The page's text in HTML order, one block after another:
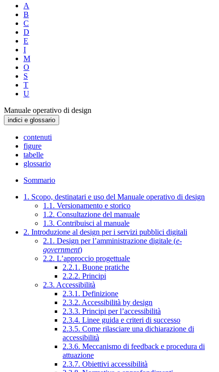
A
B
C
D
E
I
M
O
S
T
U
Manuale operativo di design
indici e glossario
contenuti
figure
tabelle
glossario
Sommario
1. Scopo, destinatari e uso del Manuale operativo di design
1.1. Versionamento e storico
1.2. Consultazione del manuale
1.3. Contribuisci al manuale
2. Introduzione al design per i servizi pubblici digitali
2.1. Design per l’amministrazione digitale (e-
government)
2.2. L’approccio progettuale
2.2.1. Buone pratiche
2.2.2. Principi
2.3. Accessibilità
2.3.1. Definizione
2.3.2. Accessibilità by design
2.3.3. Principi per l’accessibilità
2.3.4. Linee guida e criteri di successo
2.3.5. Come rilasciare una dichiarazione di
accessibilità
2.3.6. Meccanismo di feedback e procedura di
attuazione
2.3.7. Obiettivi accessibilità